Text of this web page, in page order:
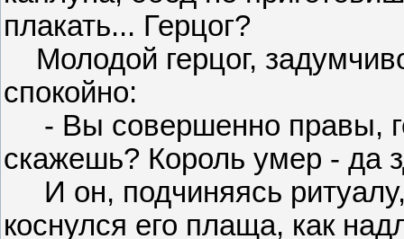
плакать... Герцог?
Молодой герцог,
спокойно:
- Вы совершенно правы,
скажешь? Король умер - да
И он, подчиняясь ритуалу,
коснулся его плаща, как